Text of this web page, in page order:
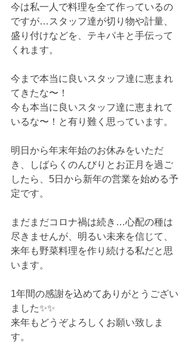
今は私一人で料理を全て作っているの
ですが…スタッフ達が切り物や計量、
盛り付けなどを、テキパキと手伝って
くれます。
今まで本当に良いスタッフ達に恵まれ
てきたな〜！
今も本当に良いスタッフ達に恵まれて
いるな〜！と有り難く思っています。
明日から年末年始のお休みをいただ
き、しばらくのんびりとお正月を過ご
したら、5日から新年の営業を始める予
定です。
まだまだコロナ禍は続き…心配の種は
尽きませんが、明るい未来を信じて、
来年も野菜料理を作り続ける私だと思
います。
1年間の感謝を込めてありがとうござい
ました✨✨
来年もどうぞよろしくお願い致しま
す。